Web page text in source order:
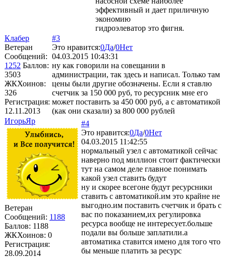
эффективный и дает приличную
экономию
гидроэлеватор это фигня.
Клабер
Ветеран
Сообщений:
1252 Баллов:
3503
ЖКХоинов:
326
Регистрация:
12.11.2013
#3
Это нравится:0Да/0Нет
04.03.2015 10:43:31
ну как говорили на совещании в
администрации, так здесь и написал. Только там
цены были другие обозначены. Если я ставлю
счетчик за 150 000 руб, то ресурсник мне его
может поставить за 450 000 руб, а с автоматикой
(как они сказали) за 800 000 рублей
ИгорьЯр
Ветеран
Сообщений: 1188
Баллов: 1188
ЖКХоинов: 0
Регистрация:
28.09.2014
#4
Это нравится:0Да/0Нет
04.03.2015 11:42:55
нормальный узел с автоматикой сейчас
наверно под миллион стоит фактически
тут на самом деле главное понимать
какой узел ставить будут
ну и скорее всегоне будут ресурсники
ставить с автоматикой.им это крайне не
выгодно.им поставить счетчик и брать с
вас по показанием,их регулировка
ресурса вообще не интересует.больше
подали вы больше заплатили.а
автоматика ставится имено для того что
бы меньше платить за ресурс